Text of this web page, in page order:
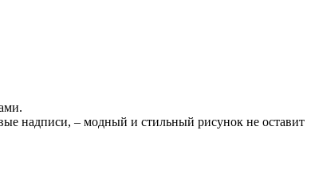
надписи, – модный и стильный рисунок не оставит